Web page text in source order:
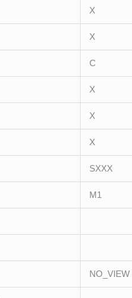
X
X
C
X
X
X
SXXX
M1
NO_VIEW